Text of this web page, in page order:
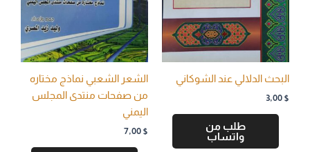
البحث الدلالي عند الشوكاني
3,00 $
طلب من
واتساب
الشعر الشعبي نماذج مختاره
من صفحات منتدى المجلس
اليمني
7,00 $